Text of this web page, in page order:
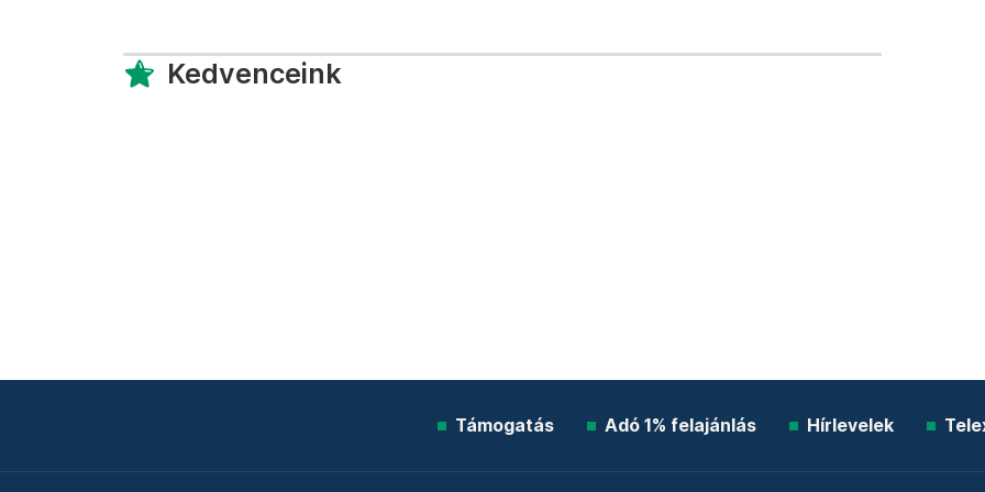
Kedvenceink
Támogatás Adó 1% felajánlás Hírlevelek